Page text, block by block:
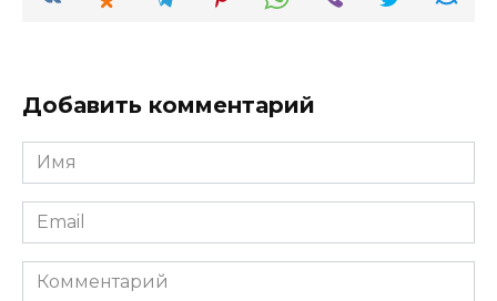
Добавить комментарий
Имя
*
Email
*
Комментарий